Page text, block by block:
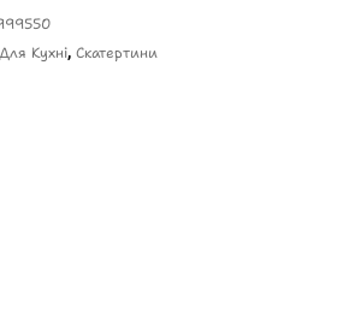
Для Кухні,Скатертини